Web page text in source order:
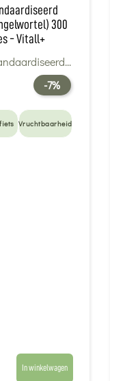
300
- Vitall+
-7%
Vruchtbaarheid
In winkelwagen